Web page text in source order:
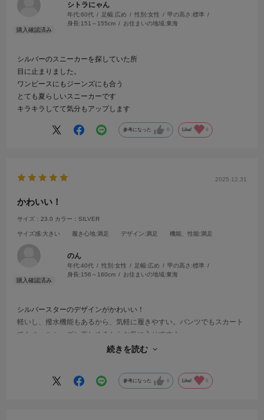
シトラにゃん
年代:60代 足幅:広め 性別:女性 甲の高さ:標準
身長:151～155cm お住まいの地域:東海
シルバーのスニーカーを探していた所
目に止まりました。
ワンピースにもジーンズにも合う
とても夏らしいスニーカーです
キラキラしてて気分もアップします
参考になった 0 Like! 0
2025.12.31
かわいい！
サイズ：23.0 カラー：SILVER
サイズ感:大きい 履き心地:満足 デザイン:満足 機能、性能:満足
のん
年代:40代 性別:女性 足幅:広め 甲の高さ:標準
身長:156～160cm お住まいの地域:東海
シルバースターのデザインがかわいい！
軽いし、撥水機能もあるから、気軽に履きやすい。パンツでもスカート
でもオールシーズン楽しめるからお気に入りです！
少し大きかったけど、インソールを入れてちょうどよく、紐靴なので調
続きを読む
参考になった 0 Like! 0